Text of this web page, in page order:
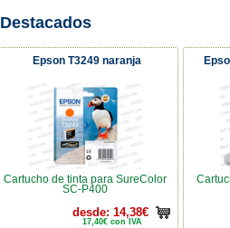
Destacados
Epson T3249 naranja
Cartucho de tinta para SureColor
SC-P400
desde: 14,38€
17,40€ con IVA